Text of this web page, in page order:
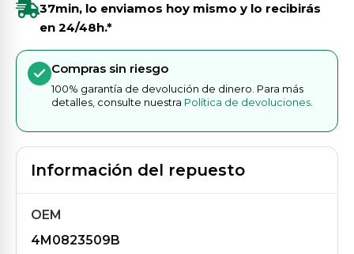
37min, lo enviamos hoy mismo y lo recibirás
en 24/48h.*
Compras sin riesgo
100% garantía de devolución de dinero. Para más
detalles, consulte nuestra Política de devoluciones
Información del repuesto
OEM
4M0823509B